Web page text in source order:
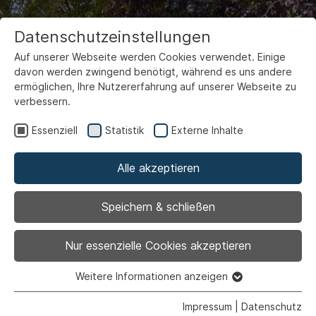
Außengelände
Datenschutzeinstellungen
Auf unserer Webseite werden Cookies verwendet. Einige
davon werden zwingend benötigt, während es uns andere
ermöglichen, Ihre Nutzererfahrung auf unserer Webseite zu
verbessern.
Essenziell Statistik Externe Inhalte
Alle akzeptieren
Speichern & schließen
Nur essenzielle Cookies akzeptieren
Essenzielle Cookies werden für grundlegende Funktionen
Weitere Informationen anzeigen
Impressum Datenschutz